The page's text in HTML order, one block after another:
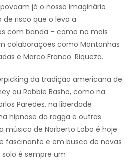
já o nosso imaginário
risco que o leva a
com banda – como no mais
colaborações como Montanhas
e Marco Franco. Riqueza.
da tradição americana de
ou Robbie Basho, como na
Paredes, na liberdade
hipnose da ragga e outras
música de Norberto Lobo é hoje
fascinante e em busca de novas
é sempre um